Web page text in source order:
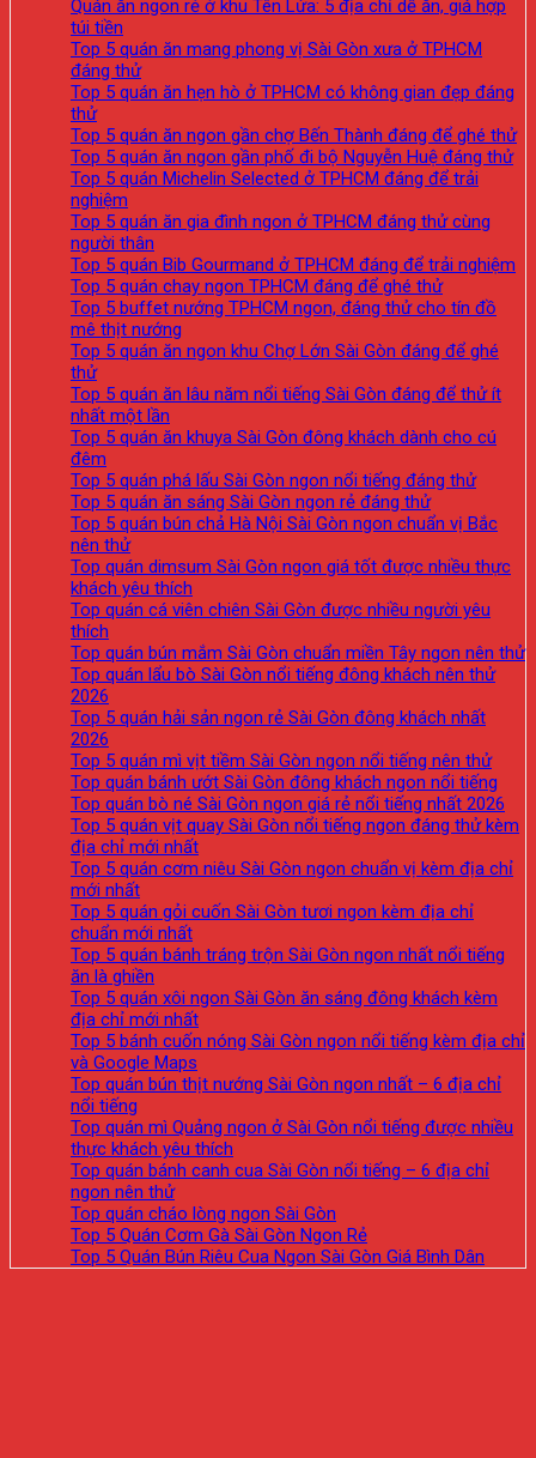
Quán ăn ngon rẻ ở khu Tên Lửa: 5 địa chỉ dễ ăn, giá hợp
túi tiền
Top 5 quán ăn mang phong vị Sài Gòn xưa ở TPHCM
đáng thử
Top 5 quán ăn hẹn hò ở TPHCM có không gian đẹp đáng
thử
Top 5 quán ăn ngon gần chợ Bến Thành đáng để ghé thử
Top 5 quán ăn ngon gần phố đi bộ Nguyễn Huệ đáng thử
Top 5 quán Michelin Selected ở TPHCM đáng để trải
nghiệm
Top 5 quán ăn gia đình ngon ở TPHCM đáng thử cùng
người thân
Top 5 quán Bib Gourmand ở TPHCM đáng để trải nghiệm
Top 5 quán chay ngon TPHCM đáng để ghé thử
Top 5 buffet nướng TPHCM ngon, đáng thử cho tín đồ
mê thịt nướng
Top 5 quán ăn ngon khu Chợ Lớn Sài Gòn đáng để ghé
thử
Top 5 quán ăn lâu năm nổi tiếng Sài Gòn đáng để thử ít
nhất một lần
Top 5 quán ăn khuya Sài Gòn đông khách dành cho cú
đêm
Top 5 quán phá lấu Sài Gòn ngon nổi tiếng đáng thử
Top 5 quán ăn sáng Sài Gòn ngon rẻ đáng thử
Top 5 quán bún chả Hà Nội Sài Gòn ngon chuẩn vị Bắc
nên thử
Top quán dimsum Sài Gòn ngon giá tốt được nhiều thực
khách yêu thích
Top quán cá viên chiên Sài Gòn được nhiều người yêu
thích
Top quán bún mắm Sài Gòn chuẩn miền Tây ngon nên thử
Top quán lẩu bò Sài Gòn nổi tiếng đông khách nên thử
2026
Top 5 quán hải sản ngon rẻ Sài Gòn đông khách nhất
2026
Top 5 quán mì vịt tiềm Sài Gòn ngon nổi tiếng nên thử
Top quán bánh ướt Sài Gòn đông khách ngon nổi tiếng
Top quán bò né Sài Gòn ngon giá rẻ nổi tiếng nhất 2026
Top 5 quán vịt quay Sài Gòn nổi tiếng ngon đáng thử kèm
địa chỉ mới nhất
Top 5 quán cơm niêu Sài Gòn ngon chuẩn vị kèm địa chỉ
mới nhất
Top 5 quán gỏi cuốn Sài Gòn tươi ngon kèm địa chỉ
chuẩn mới nhất
Top 5 quán bánh tráng trộn Sài Gòn ngon nhất nổi tiếng
ăn là ghiền
Top 5 quán xôi ngon Sài Gòn ăn sáng đông khách kèm
địa chỉ mới nhất
Top 5 bánh cuốn nóng Sài Gòn ngon nổi tiếng kèm địa chỉ
và Google Maps
Top quán bún thịt nướng Sài Gòn ngon nhất – 6 địa chỉ
nổi tiếng
Top quán mì Quảng ngon ở Sài Gòn nổi tiếng được nhiều
thực khách yêu thích
Top quán bánh canh cua Sài Gòn nổi tiếng – 6 địa chỉ
ngon nên thử
Top quán cháo lòng ngon Sài Gòn
Top 5 Quán Cơm Gà Sài Gòn Ngon Rẻ
Top 5 Quán Bún Riêu Cua Ngon Sài Gòn Giá Bình Dân